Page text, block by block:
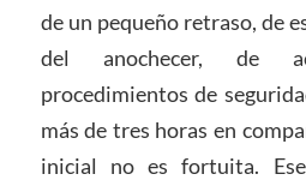
de un pequeño retraso, de
del anochecer, de
procedimientos de
más de tres horas en
inicial no es fortuita.